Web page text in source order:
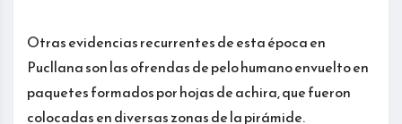
Otras evidencias recurrentes de esta época en
Pucllana son las ofrendas de pelo humano envuelto en
paquetes formados por hojas de achira, que fueron
colocadas en diversas zonas de la pirámide.